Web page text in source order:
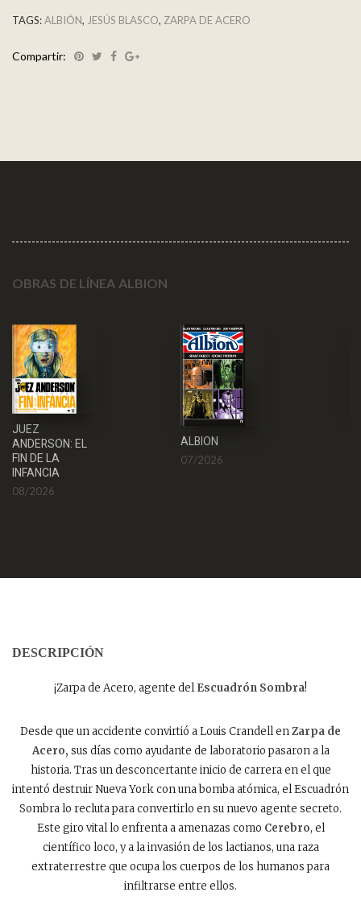
TAGS:ALBIÓN, JESÚS BLASCO, ZARPA DE ACERO
Compartir:
OBRAS DE LÍNEA ALBION
JUEZ
ANDERSON: EL
FIN DE LA
INFANCIA
08/2026
ALBION
07/2026
DESCRIPCIÓN
¡Zarpa de Acero, agente delEscuadrón Sombra!
Desde que un accidente convirtió a Louis Crandell enZarpa de
Acero, sus días como ayudante de laboratorio pasaron a la
historia. Tras un desconcertante inicio de carrera en el que
intentó destruir Nueva York con una bomba atómica, el Escuadrón
Sombra lo recluta para convertirlo en su nuevo agente secreto.
Este giro vital lo enfrenta a amenazas como Cerebro, el
científico loco, y a la invasión de los lactianos, una raza
extraterrestre que ocupa los cuerpos de los humanos para
infiltrarse entre ellos.